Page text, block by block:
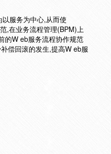
服务为中心,从而使
,在业务流程管理(BPM)上
的W eb服务流程协作规范
偿回滚的发生,提高W eb服